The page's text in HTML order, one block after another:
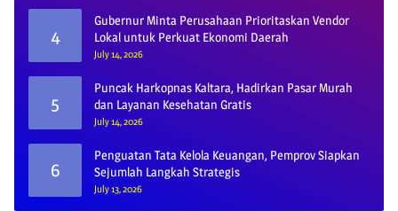
4
Gubernur Minta Perusahaan Prioritaskan Vendor
Lokal untuk Perkuat Ekonomi Daerah
July 14, 2026
5
Puncak Harkopnas Kaltara, Hadirkan Pasar Murah
dan Layanan Kesehatan Gratis
July 14, 2026
6
Penguatan Tata Kelola Keuangan, Pemprov Siapkan
Sejumlah Langkah Strategis
July 13, 2026